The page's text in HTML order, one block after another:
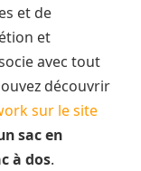
et de
et
avec tout
découvrir
sur le site
sac en
à dos.